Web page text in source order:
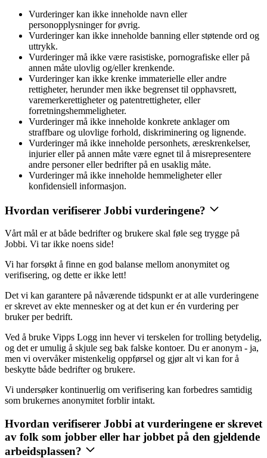
Vurderinger kan ikke inneholde navn eller
personopplysninger for øvrig.
Vurderinger kan ikke inneholde banning eller støtende ord og
uttrykk.
Vurderinger må ikke være rasistiske, pornografiske eller på
annen måte ulovlig og/eller krenkende.
Vurderinger kan ikke krenke immaterielle eller andre
rettigheter, herunder men ikke begrenset til opphavsrett,
varemerkerettigheter og patentrettigheter, eller
forretningshemmeligheter.
Vurderinger må ikke inneholde konkrete anklager om
straffbare og ulovlige forhold, diskriminering og lignende.
Vurderinger må ikke inneholde personhets, æreskrenkelser,
injurier eller på annen måte være egnet til å misrepresentere
andre personer eller bedrifter på en usaklig måte.
Vurderinger må ikke inneholde hemmeligheter eller
konfidensiell informasjon.
Hvordan verifiserer Jobbi vurderingene?
Vårt mål er at både bedrifter og brukere skal føle seg trygge på
Jobbi. Vi tar ikke noens side!
Vi har forsøkt å finne en god balanse mellom anonymitet og
verifisering, og dette er ikke lett!
Det vi kan garantere på nåværende tidspunkt er at alle vurderingene
er skrevet av ekte mennesker og at det kun er én vurdering per
bruker per bedrift.
Ved å bruke Vipps Logg inn hever vi terskelen for trolling betydelig,
og det er umulig å skjule seg bak falske kontoer. Du er anonym - ja,
men vi overvåker mistenkelig oppførsel og gjør alt vi kan for å
beskytte både bedrifter og brukere.
Vi undersøker kontinuerlig om verifisering kan forbedres samtidig
som brukernes anonymitet forblir intakt.
Hvordan verifiserer Jobbi at vurderingene er skrevet
av folk som jobber eller har jobbet på den gjeldende
arbeidsplassen?